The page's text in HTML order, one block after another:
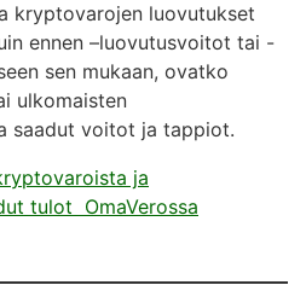
kryptovarojen luovutukset
ennen –luovutusvoitot tai -
sen mukaan, ovatko
ulkomaisten
saadut voitot ja tappiot.
ja
tulot OmaVerossa